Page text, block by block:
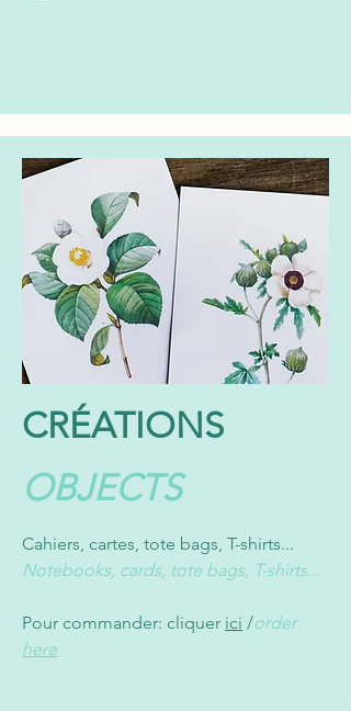
CRÉATIONS
OBJECTS
Cahiers, cartes, tote bags, T-shirts...
Notebooks, cards, tote bags, T-shirts...
Pour commander: cliquer ici /order
here